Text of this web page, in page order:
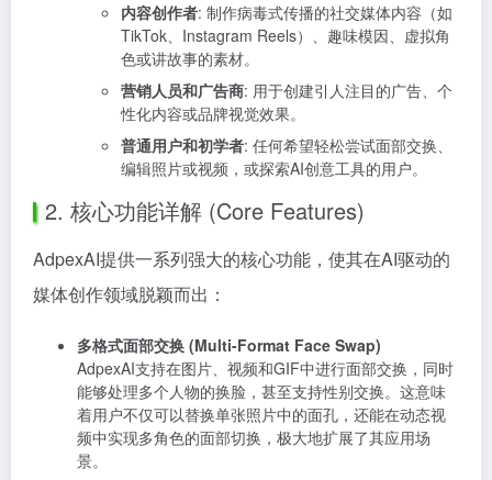
内容创作者: 制作病毒式传播的社交媒体内容（如
TikTok、Instagram Reels）、趣味模因、虚拟角
色或讲故事的素材。
营销人员和广告商: 用于创建引人注目的广告、个
性化内容或品牌视觉效果。
普通用户和初学者: 任何希望轻松尝试面部交换、
编辑照片或视频，或探索AI创意工具的用户。
2. 核心功能详解 (Core Features)
AdpexAI提供一系列强大的核心功能，使其在AI驱动的
媒体创作领域脱颖而出：
多格式面部交换 (Multi-Format Face Swap)
AdpexAI支持在图片、视频和GIF中进行面部交换，同时
能够处理多个人物的换脸，甚至支持性别交换。这意味
着用户不仅可以替换单张照片中的面孔，还能在动态视
频中实现多角色的面部切换，极大地扩展了其应用场
景。